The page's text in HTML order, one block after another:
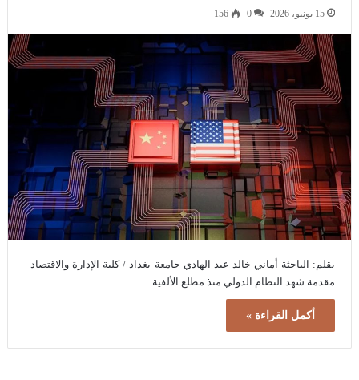
15 يونيو، 2026 0
156
بقلم: الباحثة أماني خالد عبد الهادي جامعة بغداد / كلية الإدارة والاقتصاد
مقدمة شهد النظام الدولي منذ مطلع الألفية…
أكمل القراءة »